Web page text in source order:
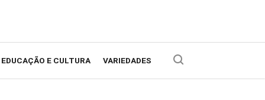
EDUCAÇÃO E CULTURA VARIEDADES